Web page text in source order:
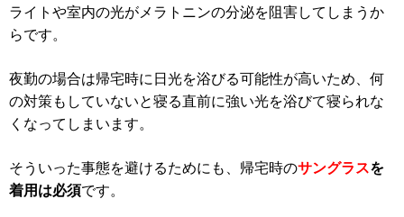
ライトや室内の光がメラトニンの分泌を阻害してしまうか
らです。
夜勤の場合は帰宅時に日光を浴びる可能性が高いため、何
の対策もしていないと寝る直前に強い光を浴びて寝られな
くなってしまいます。
そういった事態を避けるためにも、帰宅時のサングラスを
着用は必須です。